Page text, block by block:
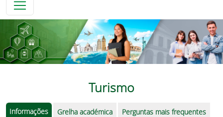
Turismo
Informações Grelha académica Perguntas mais frequentes